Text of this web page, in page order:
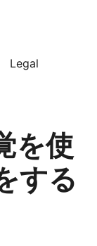
Legal
を使
する